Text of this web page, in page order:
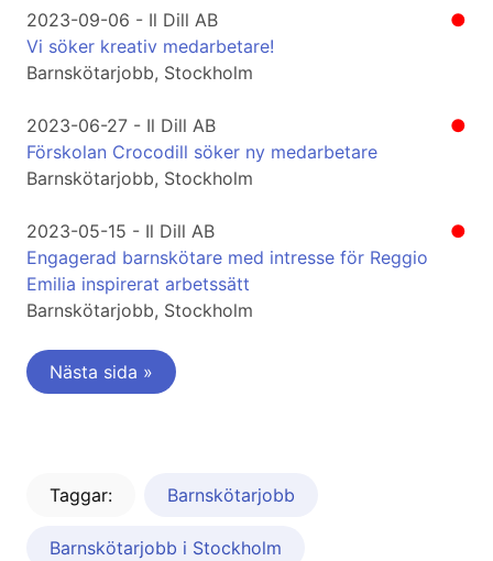
●
2023-09-06 - Il Dill AB
Vi söker kreativ medarbetare!
Barnskötarjobb, Stockholm
●
2023-06-27 - Il Dill AB
Förskolan Crocodill söker ny medarbetare
Barnskötarjobb, Stockholm
●
2023-05-15 - Il Dill AB
Engagerad barnskötare med intresse för Reggio
Emilia inspirerat arbetssätt
Barnskötarjobb, Stockholm
Nästa sida »
Taggar: Barnskötarjobb
Barnskötarjobb i Stockholm